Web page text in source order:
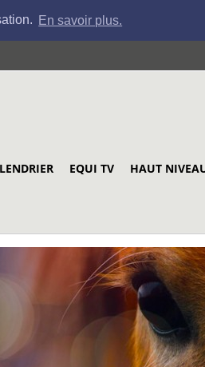
En savoir plus.
EQUI TV HAUT